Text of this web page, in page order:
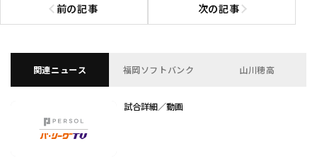
前の記事
前の記事へ 次の記事次の記事へ
関連ニュース 福岡ソフトバンク 山川穂高
試合詳細／動画